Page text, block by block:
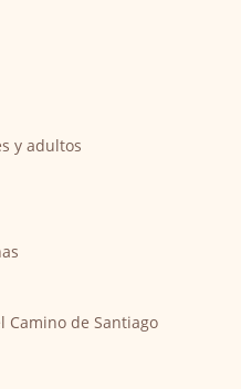
y adultos
Camino de Santiago